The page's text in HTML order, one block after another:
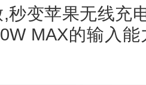
秒变苹果无线充
MAX的输入